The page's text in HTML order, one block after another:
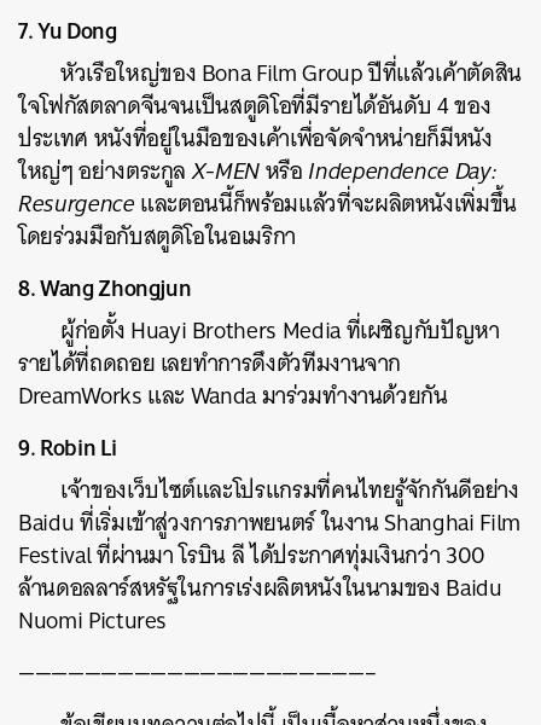
7. Yu Dong
หัวเรือใหญ่ของ Bona Film Group ปีที่แล้วเค้าตัดสิน
ใจโฟกัสตลาดจีนจนเป็นสตูดิโอที่มีรายได้อันดับ 4 ของ
ประเทศ หนังที่อยู่ในมือของเค้าเพื่อจัดจำหน่ายก็มีหนัง
ใหญ่ๆ อย่างตระกูลX-MENหรือIndependence Day:
Resurgenceและตอนนี้ก็พร้อมแล้วที่จะผลิตหนังเพิ่มขึ้น
โดยร่วมมือกับสตูดิโอในอเมริกา
8. Wang Zhongjun
ผู้ก่อตั้ง Huayi Brothers Media ที่เผชิญกับปัญหา
รายได้ที่ถดถอย เลยทำการดึงตัวทีมงานจาก
DreamWorks และ Wanda มาร่วมทำงานด้วยกัน
9. Robin Li
เจ้าของเว็บไซต์และโปรแกรมที่คนไทยรู้จักกันดีอย่าง
Baidu ที่เริ่มเข้าสู่วงการภาพยนตร์ ในงาน Shanghai Film
Festival ที่ผ่านมา โรบิน ลี ได้ประกาศทุ่มเงินกว่า 300
ล้านดอลลาร์สหรัฐในการเร่งผลิตหนังในนามของ Baidu
Nuomi Pictures
—————————————————————–